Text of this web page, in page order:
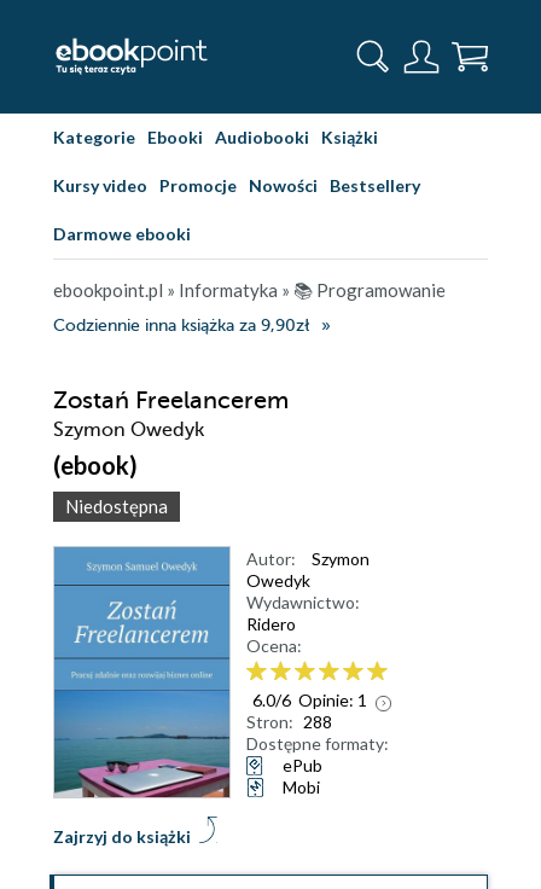
Kategorie Ebooki Audiobooki Książki
Kursy video Promocje Nowości Bestsellery
Darmowe ebooki
ebookpoint.pl » Informatyka » 📚 Programowanie
Codziennie inna książka za 9,90zł
Zostań Freelancerem
Szymon Owedyk
(ebook)
Niedostępna
Zajrzyj do książki
Autor:
Szymon
Owedyk
Wydawnictwo:
Ridero
Ocena:
6.0/6 Opinie: 1
Stron: 288
Dostępne formaty:
ePub
Mobi